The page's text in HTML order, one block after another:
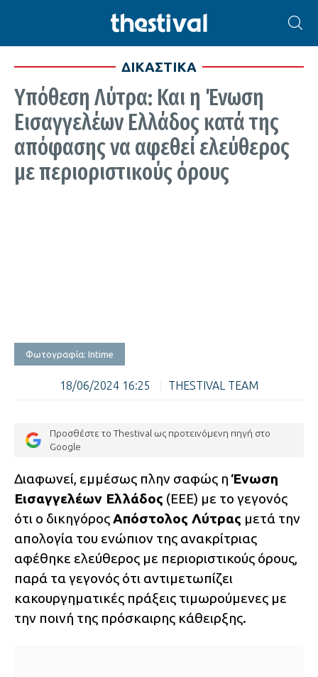
ΔΙΚΑΣΤΙΚΑ
Υπόθεση Λύτρα: Και η Ένωση
Εισαγγελέων Ελλάδος κατά της
απόφασης να αφεθεί ελεύθερος
με περιοριστικούς όρους
Φωτογραφία: Intime
18/06/2024 16:25 THESTIVAL TEAM
Προσθέστε το Thestival ως προτεινόμενη πηγή στο
Google
Διαφωνεί, εμμέσως πλην σαφώς ηΈνωση
Εισαγγελέων Ελλάδος (ΕΕΕ) με το γεγονός
ότι ο δικηγόροςΑπόστολος Λύτρας μετά την
απολογία του ενώπιον της ανακρίτριας
αφέθηκε ελεύθερος με περιοριστικούς όρους,
παρά τα γεγονός ότι αντιμετωπίζει
κακουργηματικές πράξεις τιμωρούμενες με
την ποινή της πρόσκαιρης κάθειρξης.